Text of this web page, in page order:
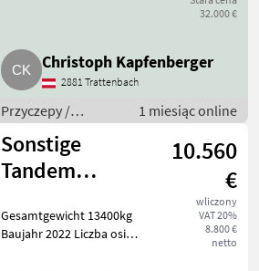
32.000 €
Christoph Kapfenberger
2881 Trattenbach
Przyczepy /
Przyczepy wywrotki
1 miesiąc online
Sonstige
Tandem
10.560
€
wliczony
VAT 20%
8.800 €
netto
Gesamtgewicht 13400kg
Baujahr 2022 Liczba osi